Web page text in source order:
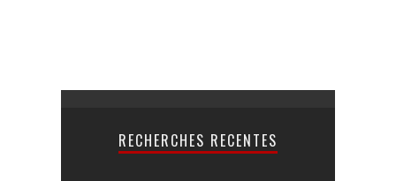
RECHERCHES RECENTES